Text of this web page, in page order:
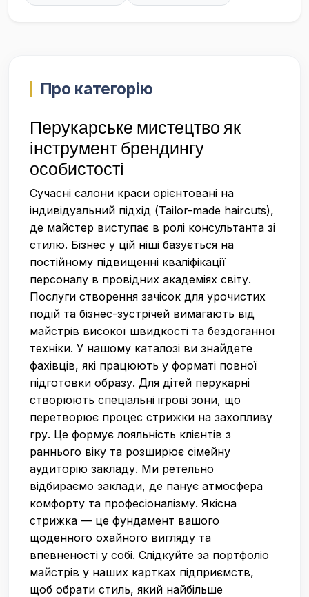
Про категорію
Перукарське мистецтво як
інструмент брендингу
особистості
Сучасні салони краси орієнтовані на
індивідуальний підхід (Tailor-made haircuts),
де майстер виступає в ролі консультанта зі
стилю. Бізнес у цій ніші базується на
постійному підвищенні кваліфікації
персоналу в провідних академіях світу.
Послуги створення зачісок для урочистих
подій та бізнес-зустрічей вимагають від
майстрів високої швидкості та бездоганної
техніки. У нашому каталозі ви знайдете
фахівців, які працюють у форматі повної
підготовки образу. Для дітей перукарні
створюють спеціальні ігрові зони, що
перетворює процес стрижки на захопливу
гру. Це формує лояльність клієнтів з
раннього віку та розширює сімейну
аудиторію закладу. Ми ретельно
відбираємо заклади, де панує атмосфера
комфорту та професіоналізму. Якісна
стрижка — це фундамент вашого
щоденного охайного вигляду та
впевненості у собі. Слідкуйте за портфоліо
майстрів у наших картках підприємств,
щоб обрати стиль, який найбільше